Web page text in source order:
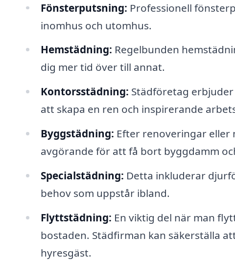
Fönsterputsning: Professionell
inomhus och utomhus.
Hemstädning: Regelbunden
dig mer tid över till annat.
Kontorsstädning: Städföretag
att skapa en ren och inspirerande
Byggstädning: Efter renoveringar
avgörande för att få bort byggdamm
Specialstädning: Detta inkluderar
behov som uppstår ibland.
Flyttstädning: En viktig del när man
bostaden. Städfirman kan säkerställa
hyresgäst.